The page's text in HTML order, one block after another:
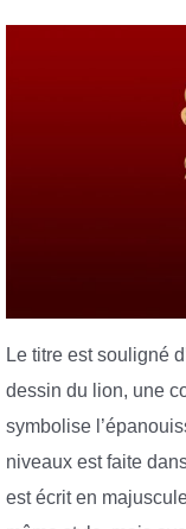
Le titre est souligné
dessin du lion, une
symbolise
niveaux est faite
est écrit en